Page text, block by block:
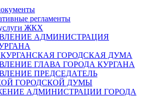
регламенты
ЖКХ
АДМИНИСТРАЦИЯ
ГОРОДСКАЯ ДУМА
ГЛАВА ГОРОДА КУРГАНА
ПРЕДСЕДАТЕЛЬ
ГОРОДСКОЙ ДУМЫ
АДМИНИСТРАЦИИ ГОРОДА